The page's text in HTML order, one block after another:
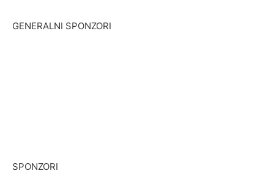
GENERALNI SPONZORI
SPONZORI